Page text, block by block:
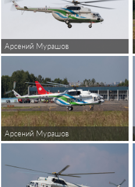
Арсений Мурашов
Арсений Мурашов